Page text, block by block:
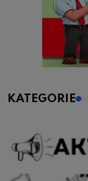
KATEGORIE